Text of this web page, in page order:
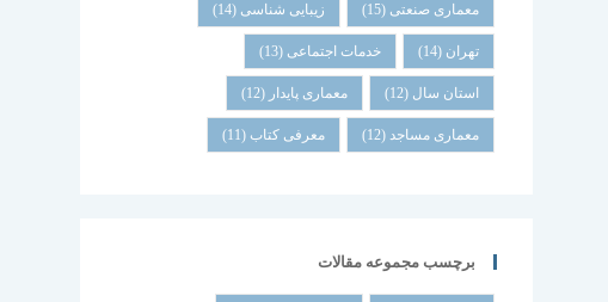
معماری صنعتی (15) زیبایی شناسی (14)
تهران (14) خدمات اجتماعی (13)
استان سال (12) معماری پایدار (12)
معماری مساجد(12) معرفی کتاب (11)
برچسب مجموعه مقالات